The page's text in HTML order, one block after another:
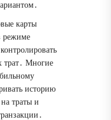
карты
режиме
трат․ Многие
историю
траты и